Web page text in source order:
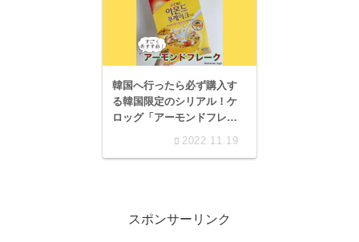
韓国へ行ったら必ず購入す
る韓国限定のシリアル！ケ
ロッグ「アーモンドフレー
2022.11.19
スポンサーリンク